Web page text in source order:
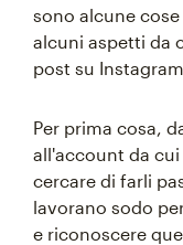
sono alcune
alcuni aspetti da
post su
Per prima cosa,
all'account da
cercare di farli
lavorano sodo
e riconoscere